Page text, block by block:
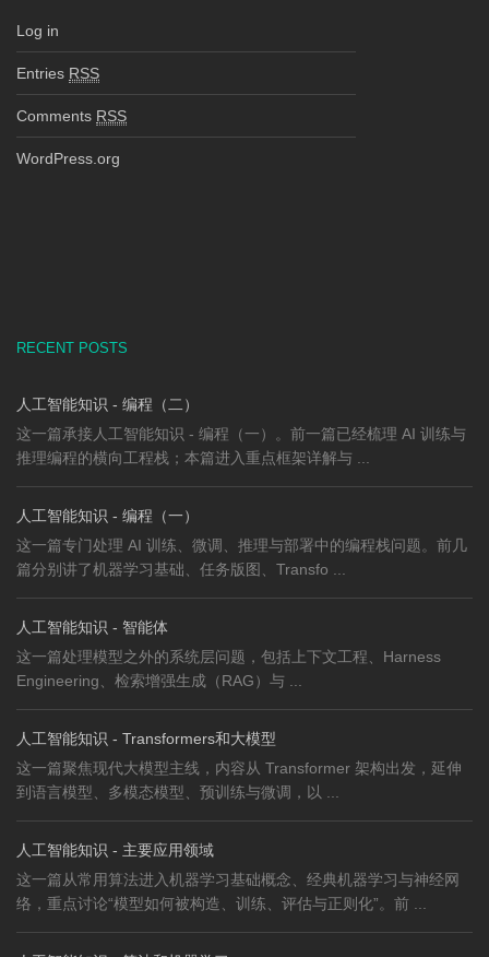
Log in
Entries RSS
Comments RSS
WordPress.org
RECENT POSTS
人工智能知识 - 编程（二）
这一篇承接人工智能知识 - 编程（一）。前一篇已经梳理 AI 训练与
推理编程的横向工程栈；本篇进入重点框架详解与 ...
人工智能知识 - 编程（一）
这一篇专门处理 AI 训练、微调、推理与部署中的编程栈问题。前几
篇分别讲了机器学习基础、任务版图、Transfo ...
人工智能知识 - 智能体
这一篇处理模型之外的系统层问题，包括上下文工程、Harness
Engineering、检索增强生成（RAG）与 ...
人工智能知识 - Transformers和大模型
这一篇聚焦现代大模型主线，内容从 Transformer 架构出发，延伸
到语言模型、多模态模型、预训练与微调，以 ...
人工智能知识 - 主要应用领域
这一篇从常用算法进入机器学习基础概念、经典机器学习与神经网
络，重点讨论“模型如何被构造、训练、评估与正则化”。前 ...